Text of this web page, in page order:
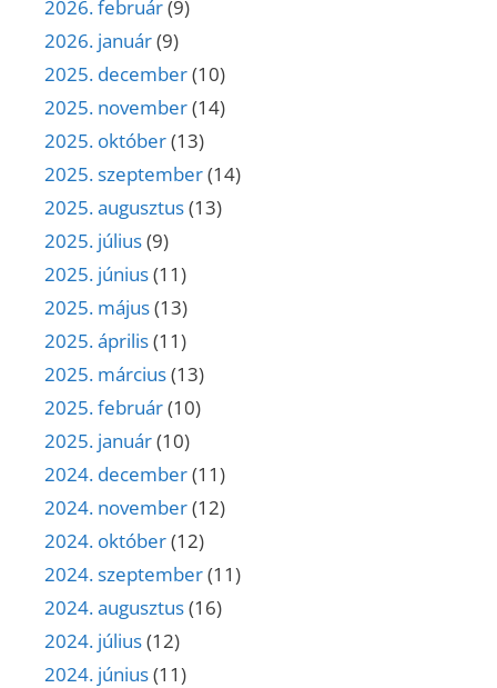
2026. február(9)
2026. január(9)
2025. december(10)
2025. november(14)
2025. október(13)
2025. szeptember(14)
2025. augusztus(13)
2025. július(9)
2025. június(11)
2025. május(13)
2025. április(11)
2025. március(13)
2025. február(10)
2025. január(10)
2024. december(11)
2024. november(12)
2024. október(12)
2024. szeptember(11)
2024. augusztus(16)
2024. július(12)
2024. június(11)